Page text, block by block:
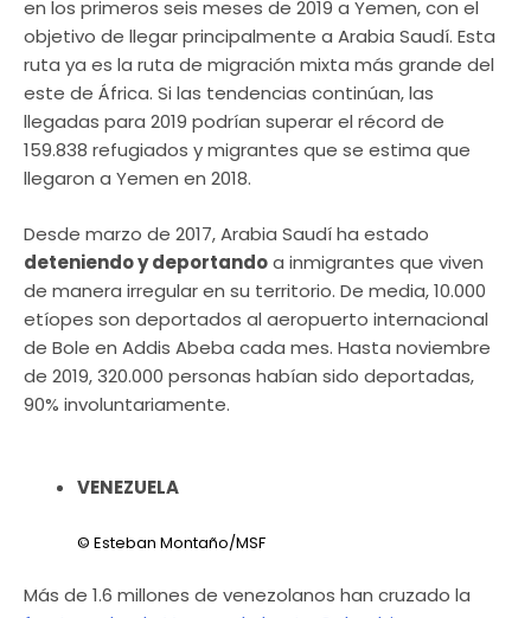
en los primeros seis meses de 2019 a Yemen, con el
objetivo de llegar principalmente a Arabia Saudí. Esta
ruta ya es la ruta de migración mixta más grande del
este de África. Si las tendencias continúan, las
llegadas para 2019 podrían superar el récord de
159.838 refugiados y migrantes que se estima que
llegaron a Yemen en 2018.
Desde marzo de 2017, Arabia Saudí ha estado
deteniendo y deportandoa inmigrantes que viven
de manera irregular en su territorio. De media, 10.000
etíopes son deportados al aeropuerto internacional
de Bole en Addis Abeba cada mes. Hasta noviembre
de 2019, 320.000 personas habían sido deportadas,
90% involuntariamente.
VENEZUELA
© Esteban Montaño/MSF
Más de 1.6 millones de venezolanos han cruzado la